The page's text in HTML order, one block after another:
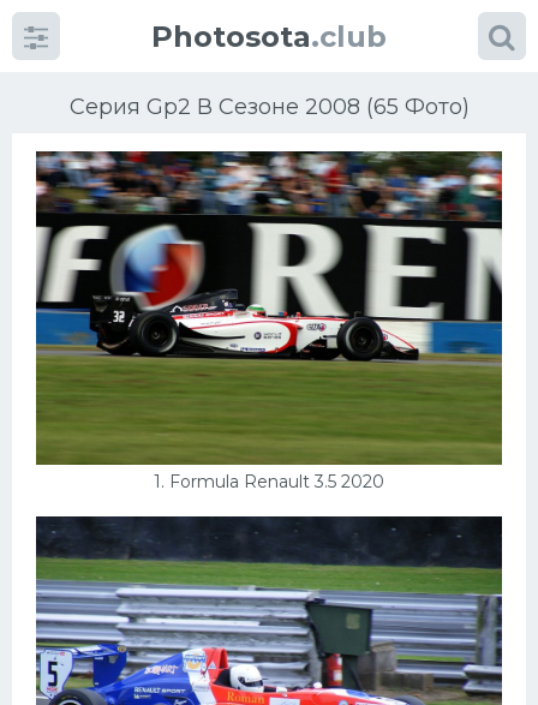
Photosota.club
Серия Gp2 В Сезоне 2008 (65 Фото)
1. Formula Renault 3.5 2020
КатегорииФото
Много картинок...
Футбол
Велогонки
Конькобежный спорт
Тренажеры
Интерьеры квартир